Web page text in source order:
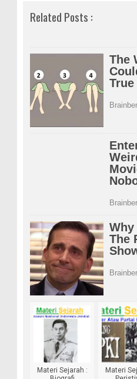
Related Posts :
Materi Sejarah :
Materi